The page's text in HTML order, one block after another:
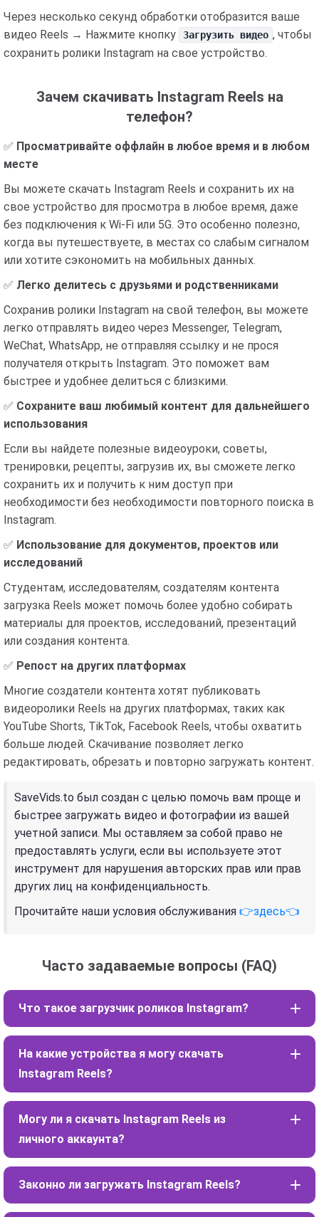
Через несколько секунд обработки отобразится ваше
видео Reels → Нажмите кнопку
Загрузить видео , чтобы
сохранить ролики Instagram на свое устройство.
Зачем скачивать Instagram Reels на
телефон?
✅ Просматривайте оффлайн в любое время и в любом
месте
Вы можете скачать Instagram Reels и сохранить их на
свое устройство для просмотра в любое время, даже
без подключения к Wi-Fi или 5G. Это особенно полезно,
когда вы путешествуете, в местах со слабым сигналом
или хотите сэкономить на мобильных данных.
✅ Легко делитесь с друзьями и родственниками
Сохранив ролики Instagram на свой телефон, вы можете
легко отправлять видео через Messenger, Telegram,
WeChat, WhatsApp, не отправляя ссылку и не прося
получателя открыть Instagram. Это поможет вам
быстрее и удобнее делиться с близкими.
✅ Сохраните ваш любимый контент для дальнейшего
использования
Если вы найдете полезные видеоуроки, советы,
тренировки, рецепты, загрузив их, вы сможете легко
сохранить их и получить к ним доступ при
необходимости без необходимости повторного поиска в
Instagram.
✅ Использование для документов, проектов или
исследований
Студентам, исследователям, создателям контента
загрузка Reels может помочь более удобно собирать
материалы для проектов, исследований, презентаций
или создания контента.
✅ Репост на других платформах
Многие создатели контента хотят публиковать
видеоролики Reels на других платформах, таких как
YouTube Shorts, TikTok, Facebook Reels, чтобы охватить
больше людей. Скачивание позволяет легко
редактировать, обрезать и повторно загружать контент.
SaveVids.to был создан с целью помочь вам проще и
быстрее загружать видео и фотографии из вашей
учетной записи. Мы оставляем за собой право не
предоставлять услуги, если вы используете этот
инструмент для нарушения авторских прав или прав
других лиц на конфиденциальность.
Прочитайте наши условия обслуживания 👉здесь👈
Часто задаваемые вопросы (FAQ)
Что такое загрузчик роликов Instagram?
На какие устройства я могу скачать
Instagram Reels?
Могу ли я скачать Instagram Reels из
личного аккаунта?
Законно ли загружать Instagram Reels?